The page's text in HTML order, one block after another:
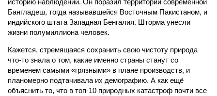
историю наблюдений. Он поразил территории современной
Бангладеш, тогда называвшейся Восточным Пакистаном, и
индийского штата Западная Бенгалия. Шторма унесли
жизни полумиллиона человек.
Кажется, стремящаяся сохранить свою чистоту природа
что-то знала о том, какие именно страны станут со
временем самыми «грязными» в плане производств, и
планомерно подтачивала их демографию. А как ещё
объяснить то, что в топ-10 природных катастроф почти все